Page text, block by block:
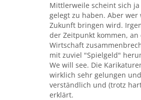
Mittlerweile scheint sich
gelegt zu haben. Aber wer
Zukunft bringen wird.
der Zeitpunkt kommen, an
Wirtschaft
mit zuviel "Spielgeld"
We will see. Die
wirklich sehr gelungen
verständlich und (trotz
erklärt.